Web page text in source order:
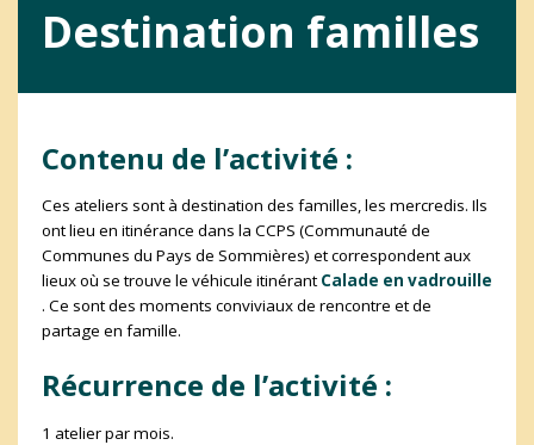
Destination familles
Contenu de l’activité :
Ces ateliers sont à destination des familles, les mercredis. Ils
ont lieu en itinérance dans la CCPS (Communauté de
Communes du Pays de Sommières) et correspondent aux
lieux où se trouve le véhicule itinérantCalade en vadrouille
. Ce sont des moments conviviaux de rencontre et de
partage en famille.
Récurrence de l’activité :
1 atelier par mois.